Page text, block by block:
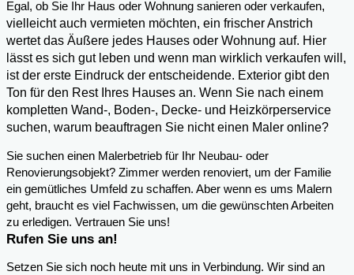
Egal, ob Sie Ihr Haus oder Wohnung sanieren oder verkaufen,
vielleicht auch vermieten möchten, ein frischer Anstrich
wertet das Äußere jedes Hauses oder Wohnung auf. Hier
lässt es sich gut leben und wenn man wirklich verkaufen will,
ist der erste Eindruck der entscheidende. Exterior gibt den
Ton für den Rest Ihres Hauses an. Wenn Sie nach einem
kompletten Wand-, Boden-, Decke- und Heizkörperservice
suchen, warum beauftragen Sie nicht einen Maler online?
Sie suchen einen Malerbetrieb für Ihr Neubau- oder
Renovierungsobjekt? Zimmer werden renoviert, um der Familie
ein gemütliches Umfeld zu schaffen. Aber wenn es ums Malern
geht, braucht es viel Fachwissen, um die gewünschten Arbeiten
zu erledigen. Vertrauen Sie uns!
Rufen Sie uns an!
Setzen Sie sich noch heute mit uns in Verbindung. Wir sind an